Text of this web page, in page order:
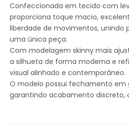
Confeccionada em tecido com
proporciona toque macio,
liberdade de movimentos, unindo
uma única peça.
Com modelagem skinny mais
a silhueta de forma moderna e
visual alinhado e contemporâneo.
O modelo possui fechamento em
garantindo acabamento discreto,